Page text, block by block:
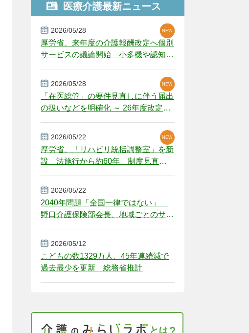
医療介護最新ニュース
2026/05/28
厚労省、来年度の介護報酬改定へ個別
サービスの議論開始 小多機や認知症
NEW
NEW
NEW
2026/05/28
「在医総管」の要件見直しに伴う届出
の扱いなどを明確化 ～ 26年度改定疑
NEW
NEW
2026/05/22
厚労省、「リハビリ統括調整室」を新
設 法施行から約60年 制度見直し
NEW
2026/05/22
2040年問題「全国一律ではない」
野口介護保険部会長、地域ごとのサー
2026/05/12
こどもの数1329万人、45年連続減で
過去最少を更新 総務省推計